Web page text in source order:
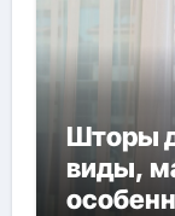
Шторы
виды,